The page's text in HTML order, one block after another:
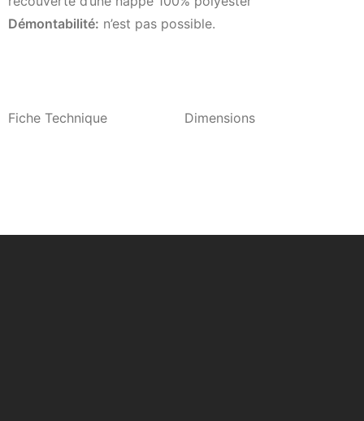
Démontabilité: n’est pas possible.
Fiche Technique Dimensions